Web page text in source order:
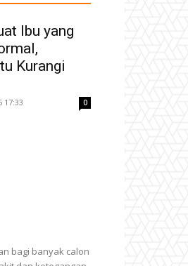
Ibu yang
Kurangi
17:33 0
bagi banyak calon